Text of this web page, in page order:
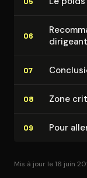
06
07
08 Zone
09 Pour
Mis à jour le 16 juin